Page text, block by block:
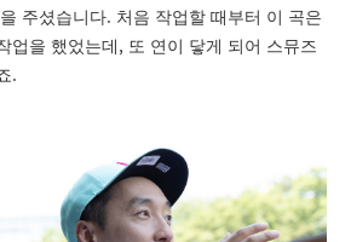
주셨습니다. 처음 작업할 때부터 이 곡은
업을 했었는데 , 또 연이 닿게 되어 스뮤즈
.